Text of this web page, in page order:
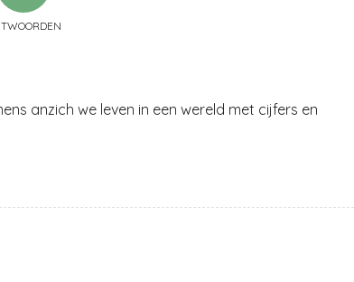
anzich we leven in een wereld met cijfers en